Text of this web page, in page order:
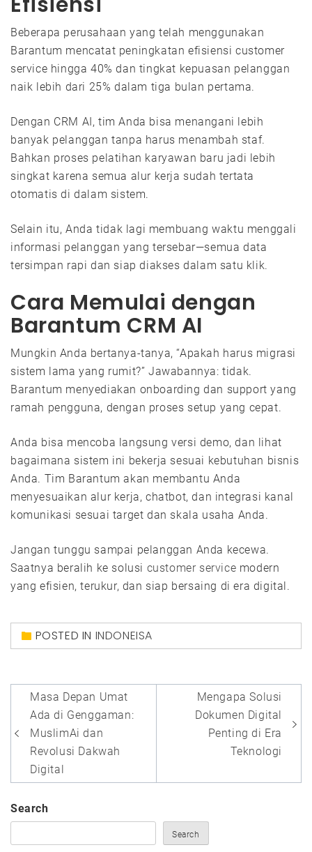
Beberapa perusahaan yang telah menggunakan
Barantum mencatat peningkatan efisiensi customer
service hingga 40% dan tingkat kepuasan pelanggan
naik lebih dari 25% dalam tiga bulan pertama.
Dengan CRM AI, tim Anda bisa menangani lebih
banyak pelanggan tanpa harus menambah staf.
Bahkan proses pelatihan karyawan baru jadi lebih
singkat karena semua alur kerja sudah tertata
otomatis di dalam sistem.
Selain itu, Anda tidak lagi membuang waktu menggali
informasi pelanggan yang tersebar—semua data
tersimpan rapi dan siap diakses dalam satu klik.
Cara Memulai dengan
Barantum CRM AI
Mungkin Anda bertanya-tanya, “Apakah harus migrasi
sistem lama yang rumit?” Jawabannya: tidak.
Barantum menyediakan onboarding dan support yang
ramah pengguna, dengan proses setup yang cepat.
Anda bisa mencoba langsung versi demo, dan lihat
bagaimana sistem ini bekerja sesuai kebutuhan bisnis
Anda. Tim Barantum akan membantu Anda
menyesuaikan alur kerja, chatbot, dan integrasi kanal
komunikasi sesuai target dan skala usaha Anda.
Jangan tunggu sampai pelanggan Anda kecewa.
Saatnya beralih ke solusi customer service modern
yang efisien, terukur, dan siap bersaing di era digital.
POSTED IN INDONEISA
Post
navigation
Masa Depan Umat
Ada di Genggaman:
MuslimAi dan
Revolusi Dakwah
Digital
Mengapa Solusi
Dokumen Digital
Penting di Era
Teknologi
Search
Search